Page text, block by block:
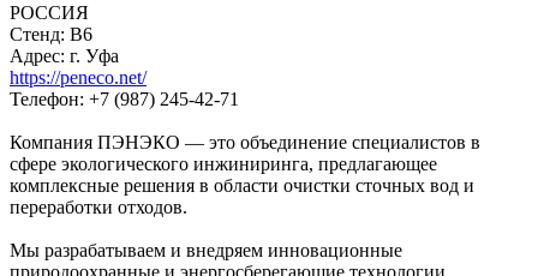
РОССИЯ
Стенд: B6
Адрес: г. Уфа
https://peneco.net/
Телефон: +7 (987) 245-42-71
Компания ПЭНЭКО — это объединение специалистов в
сфере экологического инжиниринга, предлагающее
комплексные решения в области очистки сточных вод и
переработки отходов.
Мы разрабатываем и внедряем инновационные
природоохранные и энергосберегающие технологии,